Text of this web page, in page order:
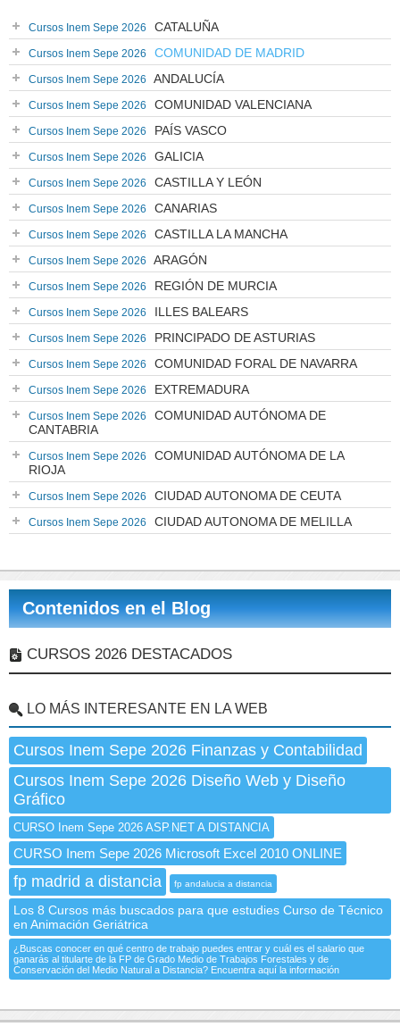
Cursos Inem Sepe 2026 CATALUÑA
Cursos Inem Sepe 2026 COMUNIDAD DE MADRID
Cursos Inem Sepe 2026 ANDALUCÍA
Cursos Inem Sepe 2026 COMUNIDAD VALENCIANA
Cursos Inem Sepe 2026 PAÍS VASCO
Cursos Inem Sepe 2026 GALICIA
Cursos Inem Sepe 2026 CASTILLA Y LEÓN
Cursos Inem Sepe 2026 CANARIAS
Cursos Inem Sepe 2026 CASTILLA LA MANCHA
Cursos Inem Sepe 2026 ARAGÓN
Cursos Inem Sepe 2026 REGIÓN DE MURCIA
Cursos Inem Sepe 2026 ILLES BALEARS
Cursos Inem Sepe 2026 PRINCIPADO DE ASTURIAS
Cursos Inem Sepe 2026 COMUNIDAD FORAL DE NAVARRA
Cursos Inem Sepe 2026 EXTREMADURA
Cursos Inem Sepe 2026
COMUNIDAD AUTÓNOMA DE
CANTABRIA
Cursos Inem Sepe 2026
COMUNIDAD AUTÓNOMA DE LA
RIOJA
Cursos Inem Sepe 2026 CIUDAD AUTONOMA DE CEUTA
Cursos Inem Sepe 2026 CIUDAD AUTONOMA DE MELILLA
Contenidos en el Blog
CURSOS 2026 DESTACADOS
LO MÁS INTERESANTE EN LA WEB
Cursos Inem Sepe 2026 Finanzas y Contabilidad
Cursos Inem Sepe 2026 Diseño Web y Diseño
Gráfico
CURSO Inem Sepe 2026 ASP.NET A DISTANCIA
CURSO Inem Sepe 2026 Microsoft Excel 2010 ONLINE
fp madrid a distancia fp andalucia a distancia
Los 8 Cursos más buscados para que estudies Curso de Técnico
en Animación Geriátrica
¿Buscas conocer en qué centro de trabajo puedes entrar y cuál es el salario que
ganarás al titularte de la FP de Grado Medio de Trabajos Forestales y de
Conservación del Medio Natural a Distancia? Encuentra aquí la información